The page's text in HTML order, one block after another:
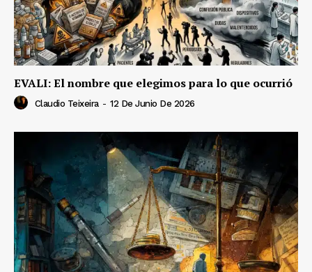
EVALI: El nombre que elegimos para lo que ocurrió
Claudio Teixeira - 12 De Junio De 2026